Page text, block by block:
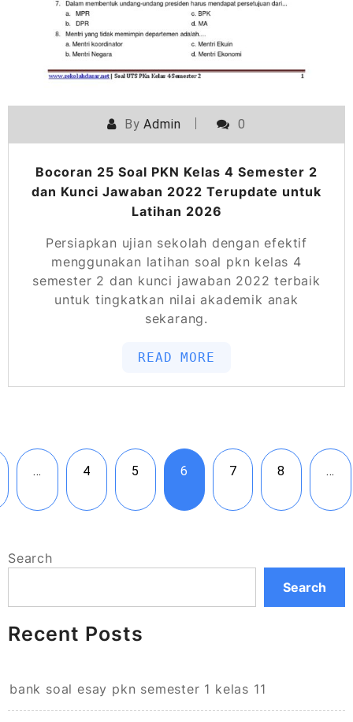
ByAdmin 0
Bocoran 25 Soal PKN Kelas 4 Semester 2
dan Kunci Jawaban 2022 Terupdate untuk
Latihan 2026
Persiapkan ujian sekolah dengan efektif
menggunakan latihan soal pkn kelas 4
semester 2 dan kunci jawaban 2022 terbaik
untuk tingkatkan nilai akademik anak
sekarang.
READ MORE
… 4 5 6 7 8 …
Search
Search
Recent Posts
bank soal esay pkn semester 1 kelas 11